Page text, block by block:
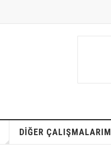
DIĞER ÇALIŞMALARIM